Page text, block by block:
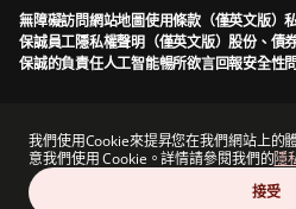
我們使用Cookie來提昇您在我們網站上的
意我們使用 Cookie。詳情請參閱我們的隱
接受
無障礙訪問網站地圖使用條款（僅英文版）
保誠員工隱私權聲明（僅英文版）股份、債
保誠的負責任人工智能暢所欲言回報安全性
London, EC4M 7NG, United Kingdom。註冊編號
司，其部分附屬公司由香港保險業監管局及其他監
要營業地點：香港中環港景街1號國際金融中心一期
Prudential plc與保德信金融集團（一家主要營業地